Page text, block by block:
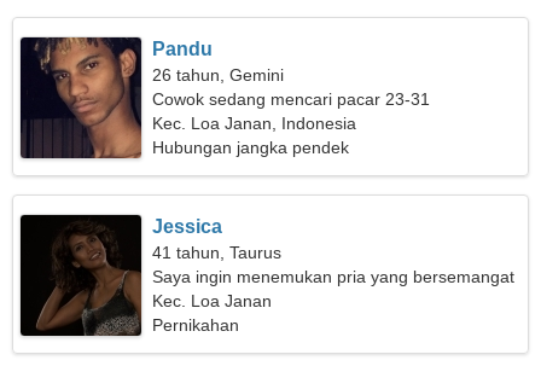
Pandu
26 tahun, Gemini
Cowok sedang mencari pacar 23-31
Kec. Loa Janan, Indonesia
Hubungan jangka pendek
Jessica
41 tahun, Taurus
Saya ingin menemukan pria yang bersemangat
Kec. Loa Janan
Pernikahan